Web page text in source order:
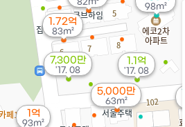
1.72억
83m²
98m²
5,000만
63m²
1억
93m²
7,300만
'17. 08
1.1억
'17. 08